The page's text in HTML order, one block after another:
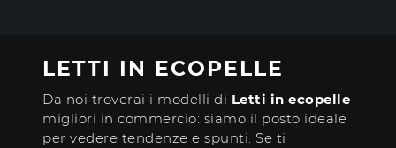
LETTI IN ECOPELLE
Da noi troverai i modelli di Letti in ecopelle
migliori in commercio: siamo il posto ideale
per vedere tendenze e spunti. Se ti